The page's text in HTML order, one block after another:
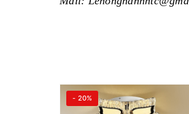
- 20%